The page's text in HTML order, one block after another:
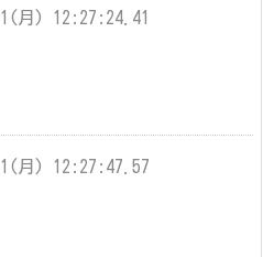
月) 12:27:24.41
月) 12:27:47.57